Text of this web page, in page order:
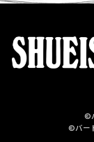
©
©バー